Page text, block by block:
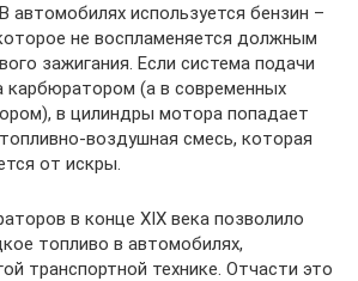
автомобилях используется бензин –
не воспламеняется должным
зажигания. Если система подачи
карбюратором (а в современных
в цилиндры мотора попадает
воздушная смесь, которая
от искры.
в конце XIX века позволило
топливо в автомобилях,
транспортной технике. Отчасти это